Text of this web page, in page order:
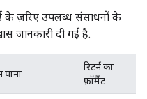
के ज़रिए उपलब्ध संसाधनों के
जानकारी दी गई है.
पाना
रिटर्न का
फ़ॉर्मैट